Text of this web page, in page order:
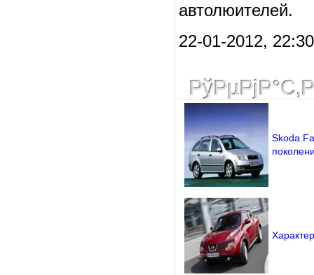
автолюителей.
22-01-2012,
Skoda